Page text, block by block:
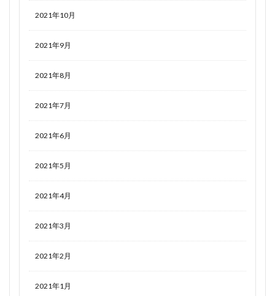
2021年10月
2021年9月
2021年8月
2021年7月
2021年6月
2021年5月
2021年4月
2021年3月
2021年2月
2021年1月